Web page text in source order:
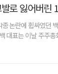
로 잃어버린
논란에 휩싸였던
대표는 이날 주주총